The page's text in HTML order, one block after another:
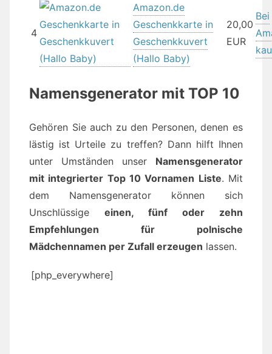
4
Amazon.de
Geschenkkarte in
Geschenkkuvert
(Hallo Baby)
20,00
EUR
Bei
Namensgenerator mit TOP 10
Gehören Sie auch zu den Personen, denen es
lästig ist Urteile zu treffen? Dann hilft Ihnen
unter Umständen unser Namensgenerator
mit integrierter Top 10 Vornamen Liste. Mit
dem Namensgenerator können sich
Unschlüssige einen, fünf oder zehn
Empfehlungen für polnische
Mädchennamen per Zufall erzeugen lassen.
[php_everywhere]